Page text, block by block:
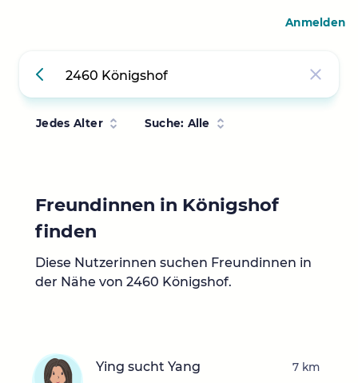
Jedes Alter Suche: Alle
Freundinnen in Königshof
finden
Diese Nutzerinnen suchen Freundinnen in
der Nähe von 2460 Königshof.
Ying sucht Yang 7 km
Anmelden